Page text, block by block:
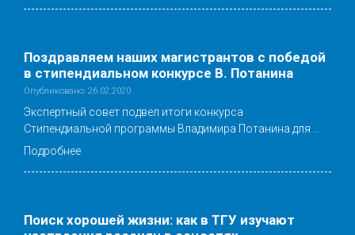
Поздравляем наших магистрантов с победой
в стипендиальном конкурсе В. Потанина
Опубликовано: 26.02.2020
Экспертный совет подвел итоги конкурса
Стипендиальной программы Владимира Потанина для …
Подробнее
Поиск хорошей жизни: как в ТГУ изучают